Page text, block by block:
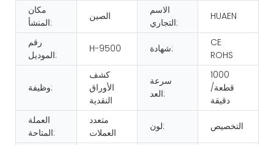
مكان
المنشأ:
الصين
الاسم
التجاري:
HUAEN
رقم
الموديل:
H-9500 شهادة:
CE
ROHS
وظيفة:
كشف
الأوراق
النقدية
سرعة
العد:
1000
قطعة/
دقيقة
العملة
المتاحة:
متعدد
العملات
لون: التخصيص